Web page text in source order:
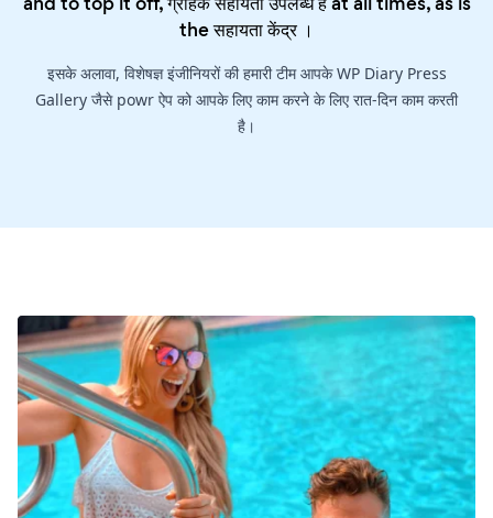
theसहायता केंद्र।
इसके अलावा, विशेषज्ञ इंजीनियरों की हमारी टीम आपके WP Diary Press
Gallery जैसे powr ऐप को आपके लिए काम करने के लिए रात-दिन काम करती
है।